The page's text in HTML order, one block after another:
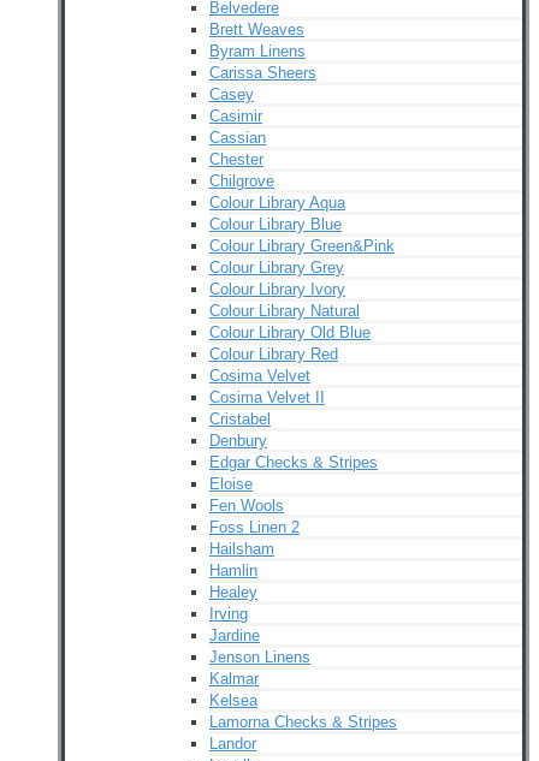
Belvedere
Brett Weaves
Byram Linens
Carissa Sheers
Casey
Casimir
Cassian
Chester
Chilgrove
Colour Library Aqua
Colour Library Blue
Colour Library Green&Pink
Colour Library Grey
Colour Library Ivory
Colour Library Natural
Colour Library Old Blue
Colour Library Red
Cosima Velvet
Cosima Velvet II
Cristabel
Denbury
Edgar Checks & Stripes
Eloise
Fen Wools
Foss Linen 2
Hailsham
Hamlin
Healey
Irving
Jardine
Jenson Linens
Kalmar
Kelsea
Lamorna Checks & Stripes
Landor